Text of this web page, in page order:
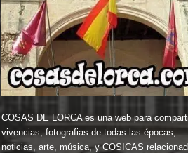
COSAS DE LORCA es una web para
vivencias, fotografias de todas las épocas,
noticias, arte, música, y COSICAS